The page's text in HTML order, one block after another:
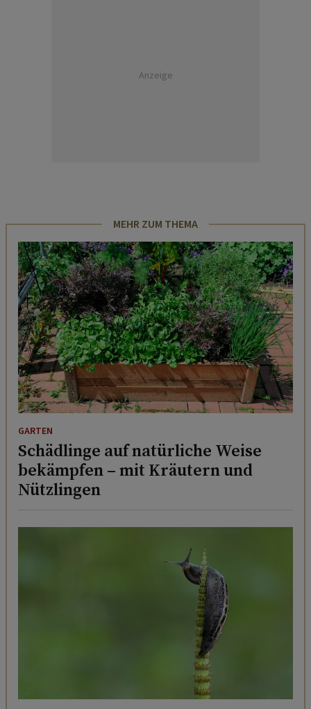
Anzeige
MEHR ZUM THEMA
GARTEN
Schädlinge auf natürliche Weise
bekämpfen – mit Kräutern und
Nützlingen